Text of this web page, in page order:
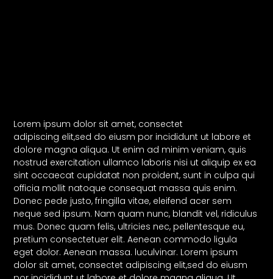
Lorem ipsum dolor sit amet, consectet
adipiscing elit,sed do eiusm por incididunt ut labore et
dolore magna aliqua. Ut enim ad minim veniam, quis
nostrud exercitation ullamco laboris nisi ut aliquip ex ea
sint occaecat cupidatat non proident, sunt in culpa qui
officia mollit natoque consequat massa quis enim.
Donec pede justo, fringilla vitae, eleifend acer sem
neque sed ipsum. Nam quam nunc, blandit vel, ridiculus
mus. Donec quam felis, ultricies nec, pellentesque eu,
pretium consectetuer elit. Aenean commodo ligula
eget dolor. Aenean massa. luculvinar. Lorem ipsum
dolor sit amet, consectet adipiscing elit,sed do eiusm